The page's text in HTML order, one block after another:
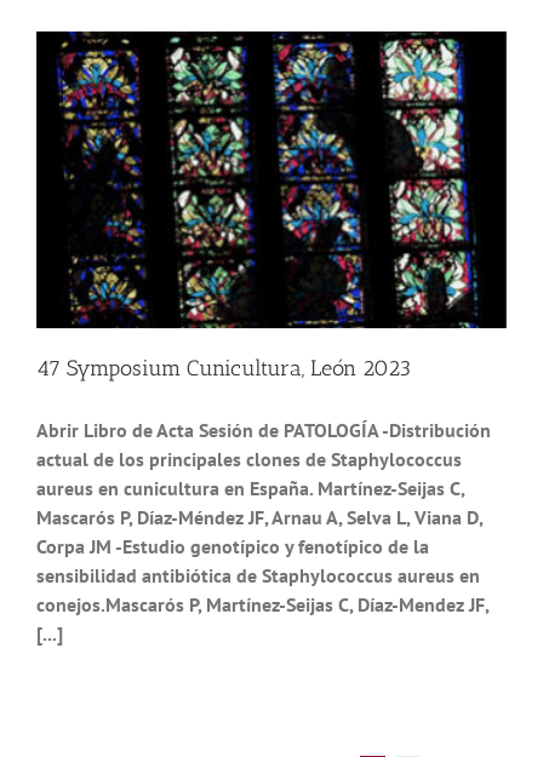
47 Symposium Cunicultura, León 2023
Abrir Libro de Acta Sesión de PATOLOGÍA -Distribución
actual de los principales clones de Staphylococcus
aureus en cunicultura en España. Martínez-Seijas C,
Mascarós P, Díaz-Méndez JF, Arnau A, Selva L, Viana D,
Corpa JM -Estudio genotípico y fenotípico de la
sensibilidad antibiótica de Staphylococcus aureus en
conejos.Mascarós P, Martínez-Seijas C, Díaz-Mendez JF,
[...]